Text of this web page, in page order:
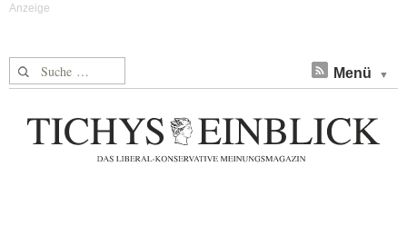
Suche nach: Menü